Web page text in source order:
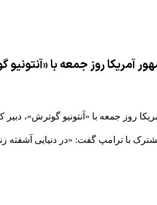
آمریکا روز جمعه با
روز جمعه با «آنتونیو گوترش»،
با ترامپ گفت: «در دنیایی آشفته